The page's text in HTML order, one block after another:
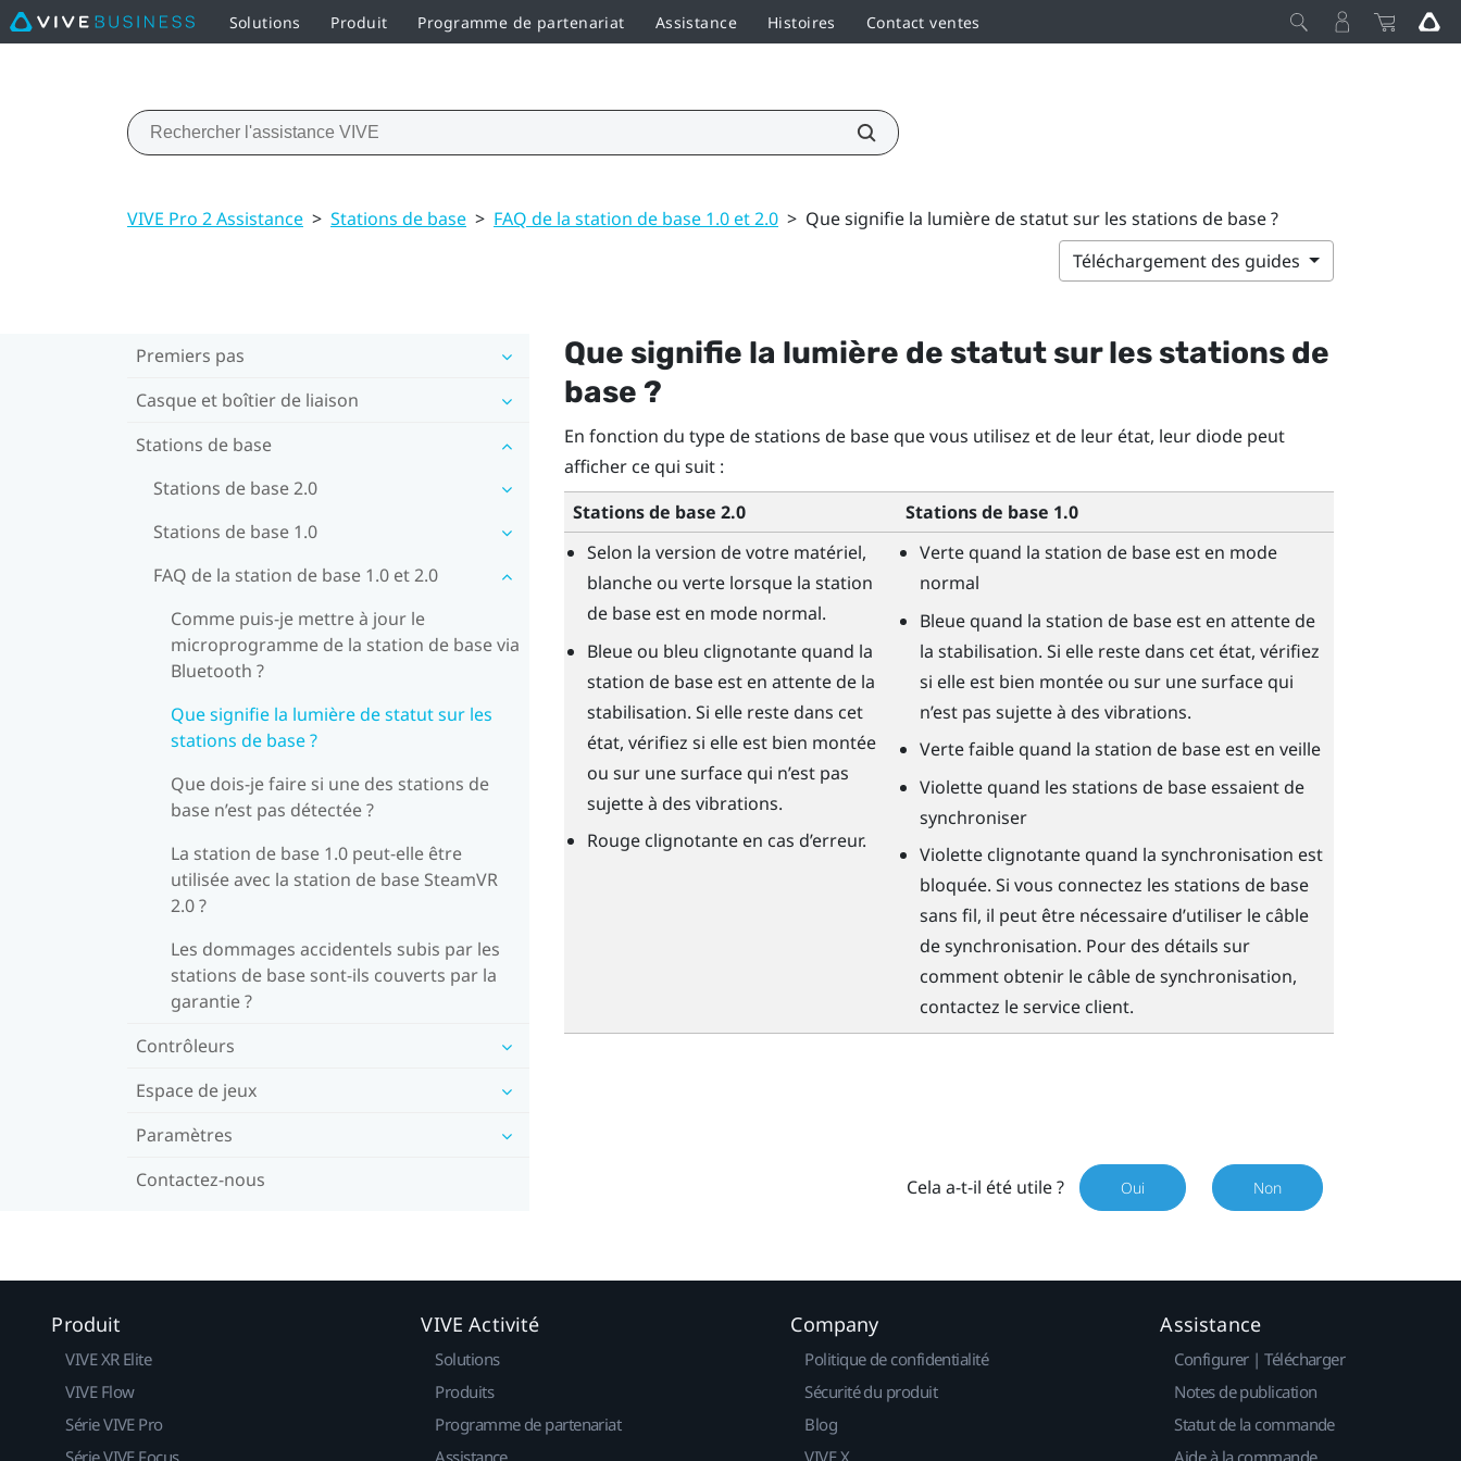
Solutions Produit Programme de partenariat Assistance Histoires Contact ventes
VIVE Pro 2 Assistance > Stations de base > FAQ de la station de base 1.0 et 2.0 > Que signifie la lumière de statut sur les stations de base ?
Téléchargement des guides
Premiers pas
Casque et boîtier de liaison
Stations de base
Stations de base 2.0
Stations de base 1.0
FAQ de la station de base 1.0 et 2.0
Comme puis-je mettre à jour le
microprogramme de la station de base via
Bluetooth ?
Que signifie la lumière de statut sur les
stations de base ?
Que dois-je faire si une des stations de
base n’est pas détectée ?
La station de base 1.0 peut-elle être
utilisée avec la station de base SteamVR
2.0 ?
Les dommages accidentels subis par les
stations de base sont-ils couverts par la
garantie ?
Contrôleurs
Espace de jeux
Paramètres
Contactez-nous
Que signifie la lumière de statut sur les stations de
base ?
En fonction du type de stations de base que vous utilisez et de leur état, leur diode peut
afficher ce qui suit :
Stations de base 2.0
Stations de base 1.0
Selon la version de votre matériel,
blanche ou verte lorsque la station
de base est en mode normal.
Bleue ou bleu clignotante quand la
station de base est en attente de la
stabilisation. Si elle reste dans cet
état, vérifiez si elle est bien montée
ou sur une surface qui n’est pas
sujette à des vibrations.
Rouge clignotante en cas d’erreur.
Verte quand la station de base est en mode
normal
Bleue quand la station de base est en attente de
la stabilisation. Si elle reste dans cet état, vérifiez
si elle est bien montée ou sur une surface qui
n’est pas sujette à des vibrations.
Verte faible quand la station de base est en veille
Violette quand les stations de base essaient de
synchroniser
Violette clignotante quand la synchronisation est
bloquée. Si vous connectez les stations de base
sans fil, il peut être nécessaire d’utiliser le câble
de synchronisation. Pour des détails sur
comment obtenir le câble de synchronisation,
contactez le service client.
Cela a-t-il été utile ? Oui Non
Produit
VIVE XR Elite
VIVE Flow
Série VIVE Pro
VIVE Activité
Solutions
Produits
Programme de partenariat
Company
Politique de confidentialité
Sécurité du produit
Blog
Assistance
Configurer | Télécharger
Notes de publication
Statut de la commande